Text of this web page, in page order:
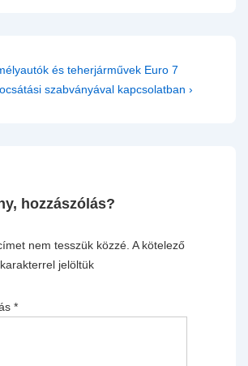
és teherjárművek Euro 7
szabványával kapcsolatban ›
hozzászólás?
nem tesszük közzé. A kötelező
karakterrel jelöltük
*